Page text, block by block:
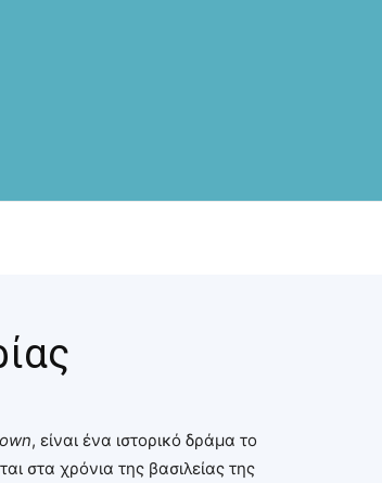
, είναι ένα ιστορικό δράμα το
στα χρόνια της βασιλείας της